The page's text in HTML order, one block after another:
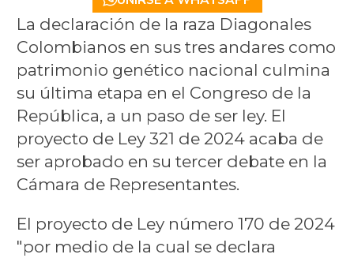
La declaración de la raza Diagonales
Colombianos en sus tres andares como
patrimonio genético nacional culmina
su última etapa en el Congreso de la
República, a un paso de ser ley. El
proyecto de Ley 321 de 2024 acaba de
ser aprobado en su tercer debate en la
Cámara de Representantes.
El proyecto de Ley número 170 de 2024
"por medio de la cual se declara